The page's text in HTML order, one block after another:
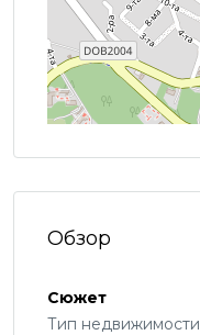
Обзор
Сюжет
Тип недвижимости